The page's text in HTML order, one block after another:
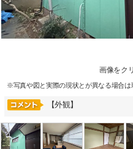
画像をク
※写真や図と実際の現状とが異なる場合は
【外観】